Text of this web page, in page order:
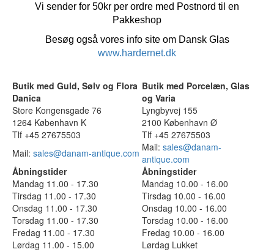
Vi sender for 50kr per ordre med Postnord til en
Pakkeshop
Besøg også vores info site om Dansk Glas
www.hardernet.dk
Butik med Guld, Sølv og Flora
Danica
Butik med Porcelæn, Glas
og Varia
Store Kongensgade 76
Lyngbyvej 155
1264 København K
2100 København Ø
Tlf +45 27675503
Tlf +45 27675503
Mail: sales@danam-antique.com Mail: sales@danam-
antique.com
Åbningstider
Åbningstider
Mandag 11.00 - 17.30
Mandag 10.00 - 16.00
Tirsdag 11.00 - 17.30
Tirsdag 10.00 - 16.00
Onsdag 11.00 - 17.30
Onsdag 10.00 - 16.00
Torsdag 11.00 - 17.30
Torsdag 10.00 - 16.00
Fredag 11.00 - 17.30
Fredag 10.00 - 16.00
Lørdag 11.00 - 15.00
Lørdag Lukket